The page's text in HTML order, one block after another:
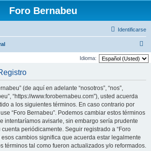
Foro Bernabeu
Identificarse
u
Idioma:
(de aquí en adelante “nosotros”, “nos”,
“https://www.forobernabeu.com”), usted acuerda
a los siguientes términos. En caso contrario por
“Foro Bernabeu”. Podemos cambiar estos términos
intentaríamos avisarle, sin embargo sería prudente
periódicamente. Seguir registrado a “Foro
esos cambios significa que acuerda estar legalmente
términos tal como fueron actualizados y/o reformados.